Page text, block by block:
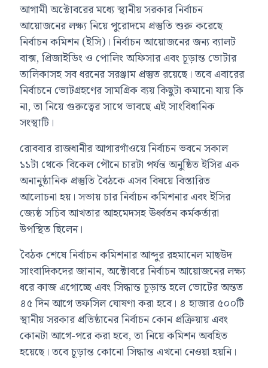
আগামী অক্টোবরের মধ্যে স্থানীয় সরকার নির্বাচন
আয়োজনের লক্ষ্য নিয়ে পুরোদমে প্রস্তুতি শুরু করেছে
নির্বাচন কমিশন (ইসি)। নির্বাচন আয়োজনের জন্য ব্যালট
বাক্স, প্রিজাইডিং ও পোলিং অফিসার এবং চূড়ান্ত ভোটার
তালিকাসহ সব ধরনের সরঞ্জাম প্রস্তুত রয়েছে। তবে এবারের
নির্বাচনে ভোটগ্রহণের সামগ্রিক ব্যয় কিছুটা কমানো যায় কি
না, তা নিয়ে গুরুত্বের সাথে ভাবছে এই সাংবিধানিক
সংস্থাটি।
রোববার রাজধানীর আগারগাঁওয়ে নির্বাচন ভবনে সকাল
১১টা থেকে বিকেল পৌনে চারটা পর্যন্ত অনুষ্ঠিত ইসির এক
অনানুষ্ঠানিক প্রস্তুতি বৈঠকে এসব বিষয়ে বিস্তারিত
আলোচনা হয়। সভায় চার নির্বাচন কমিশনার এবং ইসির
জ্যেষ্ঠ সচিব আখতার আহমেদসহ ঊর্ধ্বতন কর্মকর্তারা
উপস্থিত ছিলেন।
বৈঠক শেষে নির্বাচন কমিশনার আব্দুর রহমানেল মাছউদ
সাংবাদিকদের জানান, অক্টোবরে নির্বাচন আয়োজনের লক্ষ্য
ধরে কাজ এগোচ্ছে এবং সিদ্ধান্ত চূড়ান্ত হলে ভোটের অন্তত
৪৫ দিন আগে তফসিল ঘোষণা করা হবে। ৪ হাজার ৫০০টি
স্থানীয় সরকার প্রতিষ্ঠানের নির্বাচন কোন প্রক্রিয়ায় এবং
কোনটা আগে-পরে করা হবে, তা নিয়ে কমিশন অবহিত
হয়েছে। তবে চূড়ান্ত কোনো সিদ্ধান্ত এখনো নেওয়া হয়নি।